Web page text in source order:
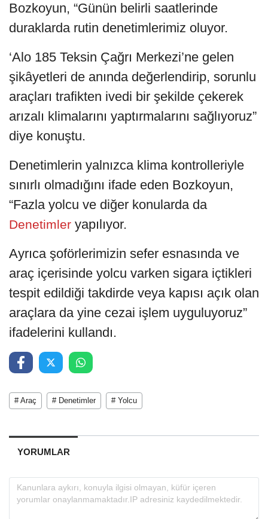
Bozkoyun, “Günün belirli saatlerinde
duraklarda rutin denetimlerimiz oluyor.
‘Alo 185 Teksin Çağrı Merkezi’ne gelen
şikâyetleri de anında değerlendirip, sorunlu
araçları trafikten ivedi bir şekilde çekerek
arızalı klimalarını yaptırmalarını sağlıyoruz”
diye konuştu.
Denetimlerin yalnızca klima kontrolleriyle
sınırlı olmadığını ifade eden Bozkoyun,
“Fazla yolcu ve diğer konularda da
Denetimler yapılıyor.
Ayrıca şoförlerimizin sefer esnasında ve
araç içerisinde yolcu varken sigara içtikleri
tespit edildiği takdirde veya kapısı açık olan
araçlara da yine cezai işlem uyguluyoruz”
ifadelerini kullandı.
# Araç # Denetimler # Yolcu
YORUMLAR